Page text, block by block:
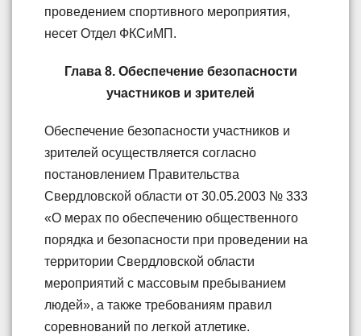
проведением спортивного мероприятия,
несет Отдел ФКСиМП.
Глава 8. Обеспечение безопасности
участников и зрителей
Обеспечение безопасности участников и
зрителей осуществляется согласно
постановлением Правительства
Свердловской области от 30.05.2003 № 333
«О мерах по обеспечению общественного
порядка и безопасности при проведении на
территории Свердловской области
мероприятий с массовым пребыванием
людей», а также требованиям правил
соревнований по легкой атлетике.